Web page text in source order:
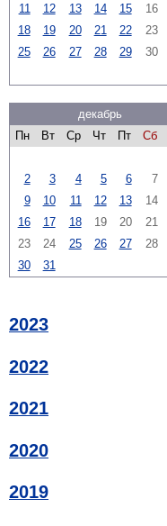
11 12 13 14 15 16
18
19 20 21 22 23
25
26 27 28 29 30
декабрь
Пн
Вт Ср Чт Пт Сб
2
3 4 5 6 7
9
10 11 12 13 14
16
17 18 19 20 21
23
24 25 26 27 28
30
31
2023
2022
2021
2020
2019